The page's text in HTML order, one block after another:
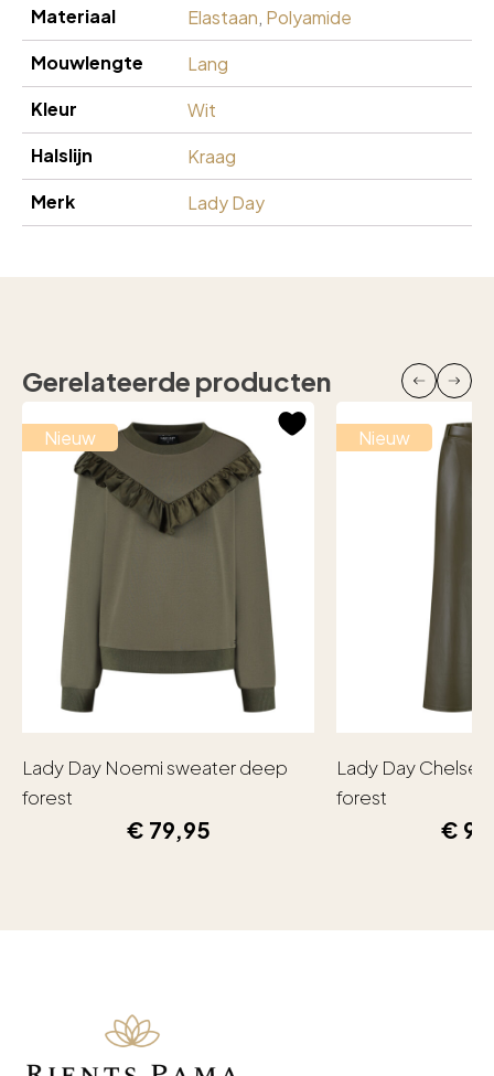
Materiaal Elastaan, Polyamide
Mouwlengte
Lang
Kleur
Wit
Halslijn
Kraag
Merk
Lady Day
Gerelateerde producten
Nieuw
Lady Day Noemi sweater deep
forest
€ 79,95
Nieuw
Lady Day
forest
€